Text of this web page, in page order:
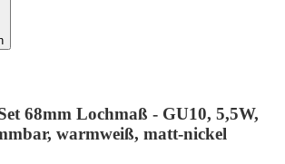
68mm Lochmaß - GU10, 5,5W,
warmweiß, matt-nickel